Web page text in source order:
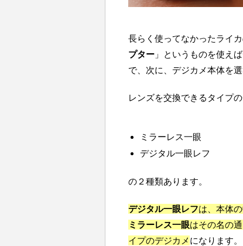
長らく使ってなかったライ
プター 」というものを使え
で、次に、デジカメ本体を選
レンズを交換できるタイプの
ミラーレス一眼
デジタル一眼レフ
の２種類あります。
デジタル一眼レフは、本体
ミラーレス一眼はその名の
イプのデジカメ になります。